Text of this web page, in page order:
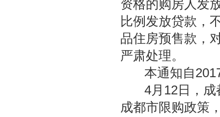
资格的购房人发
比例发放贷款，
品住房预售款，
严肃处理。
本通知自2017
4月12日，成
成都市限购政策